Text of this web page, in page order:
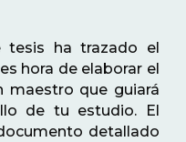
tesis ha trazado el
hora de elaborar el
maestro que guiará
de tu estudio. El
detallado